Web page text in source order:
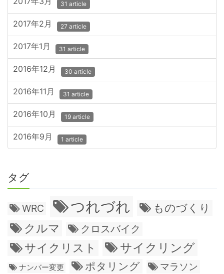
31 article
2017年2月 27 article
2017年1月 31 article
2016年12月 30 article
2016年11月 31 article
2016年10月 19 article
2016年9月 1 article
タグ
WRC つれづれ ものづくり
クルマ クロスバイク
サイクリスト サイクリング
ナンバー変更 ポタリング マラソン